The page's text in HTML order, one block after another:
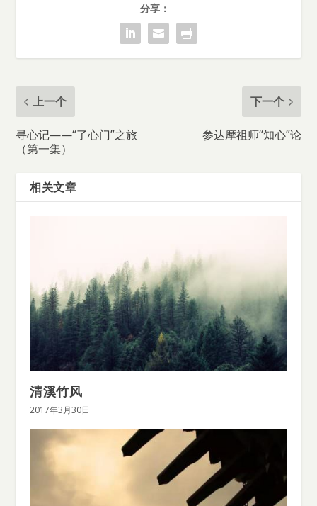
分享：
上一个
寻心记——“了心门”之旅
（第一集）
下一个
参达摩祖师“知心”论
相关文章
清溪竹风
2017年3月30日